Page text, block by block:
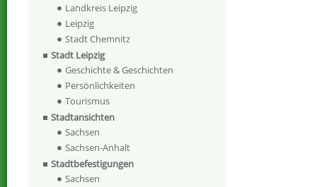
Landkreis Leipzig
Leipzig
Stadt Chemnitz
Stadt Leipzig
Geschichte & Geschichten
Persönlichkeiten
Tourismus
Stadtansichten
Sachsen
Sachsen-Anhalt
Stadtbefestigungen
Sachsen